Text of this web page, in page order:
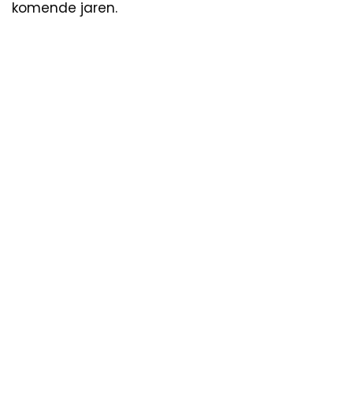
komende jaren.